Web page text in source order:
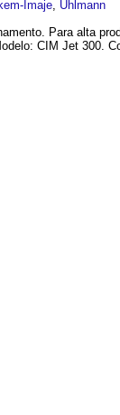
Imaje, Uhlmann
Para alta
CIM Jet 300.